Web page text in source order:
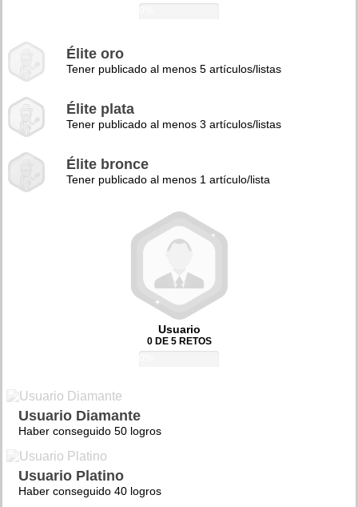
Élite oro
Tener publicado al menos 5 artículos/listas
Élite plata
Tener publicado al menos 3 artículos/listas
Élite bronce
Tener publicado al menos 1 artículo/lista
Usuario
0 DE 5 RETOS
Usuario Diamante
Haber conseguido 50 logros
Usuario Platino
Haber conseguido 40 logros